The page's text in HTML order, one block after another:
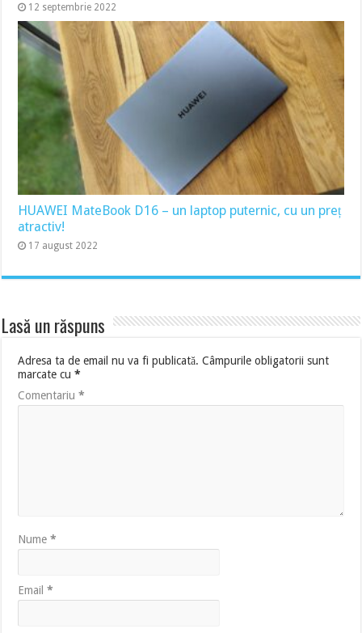
12 septembrie 2022
HUAWEI MateBook D16 – un laptop puternic, cu un preț
atractiv!
17 august 2022
Lasă un răspuns
Adresa ta de email nu va fi publicată. Câmpurile obligatorii sunt
marcate cu*
Comentariu*
Nume*
Email*